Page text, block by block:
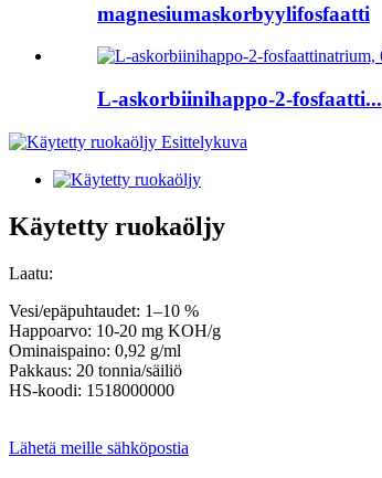
magnesiumaskorbyylifosfaatti
L-askorbiinihappo-2-fosfaatti...
Käytetty ruokaöljy
Laatu:
Vesi/epäpuhtaudet: 1–10 %
Happoarvo: 10-20 mg KOH/g
Ominaispaino: 0,92 g/ml
Pakkaus: 20 tonnia/säiliö
HS-koodi: 1518000000
Lähetä meille sähköpostia